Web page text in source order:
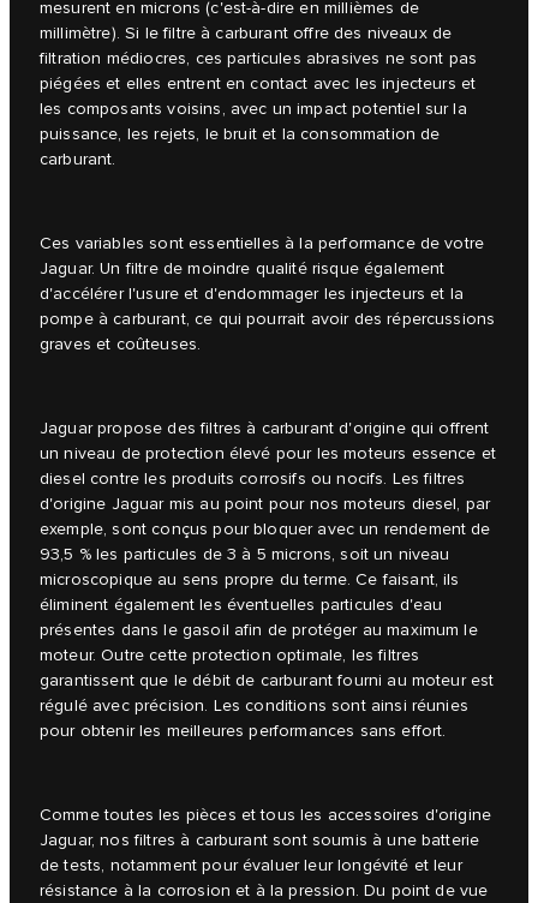
mesurent en microns (c'est-à-dire en millièmes de
millimètre). Si le filtre à carburant offre des niveaux de
filtration médiocres, ces particules abrasives ne sont pas
piégées et elles entrent en contact avec les injecteurs et
les composants voisins, avec un impact potentiel sur la
puissance, les rejets, le bruit et la consommation de
carburant.
Ces variables sont essentielles à la performance de votre
Jaguar. Un filtre de moindre qualité risque également
d'accélérer l'usure et d'endommager les injecteurs et la
pompe à carburant, ce qui pourrait avoir des répercussions
graves et coûteuses.
Jaguar propose des filtres à carburant d'origine qui offrent
un niveau de protection élevé pour les moteurs essence et
diesel contre les produits corrosifs ou nocifs. Les filtres
d'origine Jaguar mis au point pour nos moteurs diesel, par
exemple, sont conçus pour bloquer avec un rendement de
93,5 % les particules de 3 à 5 microns, soit un niveau
microscopique au sens propre du terme. Ce faisant, ils
éliminent également les éventuelles particules d'eau
présentes dans le gasoil afin de protéger au maximum le
moteur. Outre cette protection optimale, les filtres
garantissent que le débit de carburant fourni au moteur est
régulé avec précision. Les conditions sont ainsi réunies
pour obtenir les meilleures performances sans effort.
Comme toutes les pièces et tous les accessoires d'origine
Jaguar, nos filtres à carburant sont soumis à une batterie
de tests, notamment pour évaluer leur longévité et leur
résistance à la corrosion et à la pression. Du point de vue